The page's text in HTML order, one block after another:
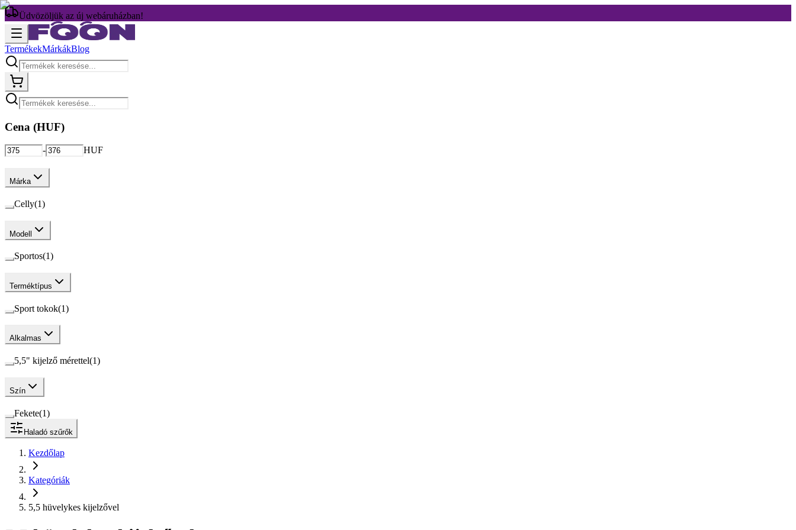
Üdvözöljük az új webáruházban!
TermékekMárkákBlog
Cena (HUF)
- HUF
Márka
Celly(1)
Modell
Sportos(1)
Terméktípus
Sport tokok(1)
Alkalmas
5,5" kijelző mérettel(1)
Szín
Fekete(1)
Haladó szűrők
Kezdőlap
Kategóriák
5,5 hüvelykes kijelzővel